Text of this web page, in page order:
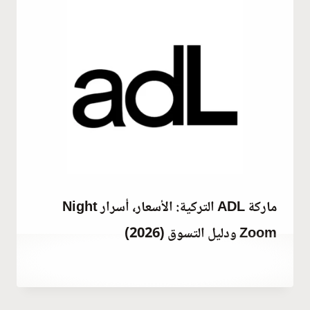
ماركة ADL التركية: الأسعار، أسرار Night
Zoom ودليل التسوق (2026)
Hatice